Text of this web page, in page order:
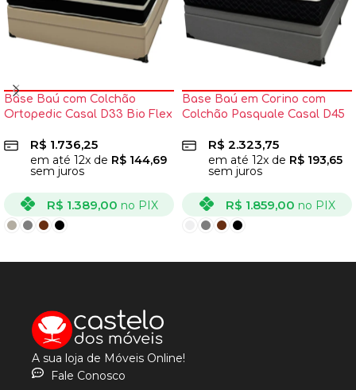
Base Baú com Colchão
Ortopedic Casal D33 Bio Flex
R$ 1.736,25
em até 12x de R$ 144,69
sem juros
R$ 1.389,00 no PIX
Base Baú em Corino com
Colchão Pasquale Casal D45
R$ 2.323,75
em até 12x de R$ 193,65
sem juros
R$ 1.859,00 no PIX
A sua loja de Móveis Online!
Fale Conosco